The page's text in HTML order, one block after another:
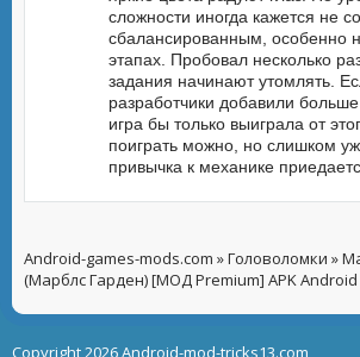
сложности иногда кажется не
сбалансированным, особенно
этапах. Пробовал несколько
задания начинают утомлять.
разработчики добавили больше
игра бы только выиграла от
поиграть можно, но слишком
привычка к механике
Android-games-mods.com »Головоломки »
(Марблс Гарден) [МОД Premium] APK Android
Copyright 2026 Android-mod-tricks13.com